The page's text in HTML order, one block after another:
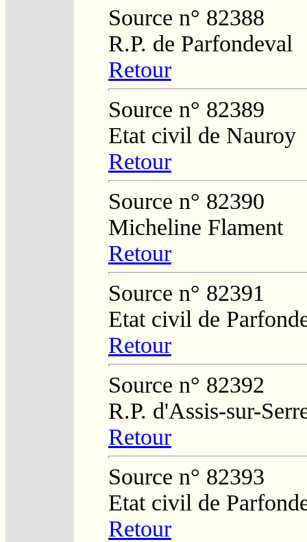
Source n° 82388
R.P. de Parfondeval
Retour
Source n° 82389
Etat civil de Nauroy
Retour
Source n° 82390
Micheline Flament
Retour
Source n° 82391
Etat civil de
Retour
Source n° 82392
R.P. d'Assis-sur-
Retour
Source n° 82393
Etat civil de
Retour